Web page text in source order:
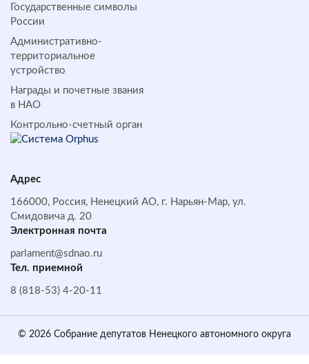
Государственные символы
России
Административно-
территориальное
устройство
Награды и почетные звания
в НАО
Контрольно-счетный орган
Адрес
166000, Россия, Ненецкий АО, г. Нарьян-Мар, ул.
Смидовича д. 20
Электронная почта
parlament@sdnao.ru
Тел. приемной
8 (818-53) 4-20-11
© 2026 Собрание депутатов Ненецкого автономного округа